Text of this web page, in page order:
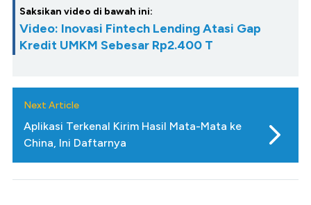
Saksikan video di bawah ini:
Video: Inovasi Fintech Lending Atasi Gap
Kredit UMKM Sebesar Rp2.400 T
Next Article
Aplikasi Terkenal Kirim Hasil Mata-Mata ke
China, Ini Daftarnya